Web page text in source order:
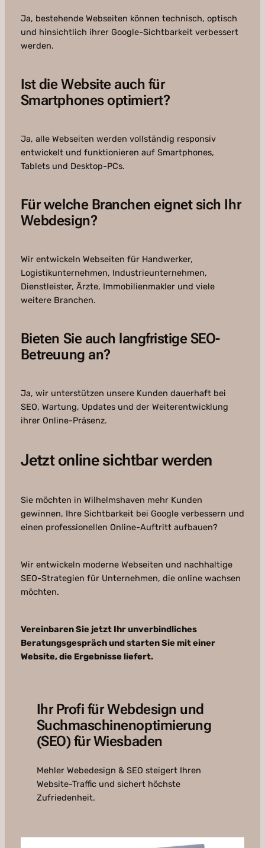
Ja, bestehende Webseiten können technisch, optisch
und hinsichtlich ihrer Google-Sichtbarkeit verbessert
werden.
Ist die Website auch für
Smartphones optimiert?
Ja, alle Webseiten werden vollständig responsiv
entwickelt und funktionieren auf Smartphones,
Tablets und Desktop-PCs.
Für welche Branchen eignet sich Ihr
Webdesign?
Wir entwickeln Webseiten für Handwerker,
Logistikunternehmen, Industrieunternehmen,
Dienstleister, Ärzte, Immobilienmakler und viele
weitere Branchen.
Bieten Sie auch langfristige SEO-
Betreuung an?
Ja, wir unterstützen unsere Kunden dauerhaft bei
SEO, Wartung, Updates und der Weiterentwicklung
ihrer Online-Präsenz.
Jetzt online sichtbar werden
Sie möchten in Wilhelmshaven mehr Kunden
gewinnen, Ihre Sichtbarkeit bei Google verbessern und
einen professionellen Online-Auftritt aufbauen?
Wir entwickeln moderne Webseiten und nachhaltige
SEO-Strategien für Unternehmen, die online wachsen
möchten.
Vereinbaren Sie jetzt Ihr unverbindliches
Beratungsgespräch und starten Sie mit einer
Website, die Ergebnisse liefert.
Ihr Profi für Webdesign und
Suchmaschinenoptimierung
(SEO) für Wiesbaden
Mehler Webedesign & SEO steigert Ihren
Website-Traffic und sichert höchste
Zufriedenheit.